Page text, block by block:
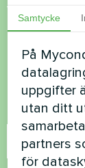
Vill du
frågor?
Kontakta
Namn
Samtycke
På
uppgifter
utan ditt
partners
för